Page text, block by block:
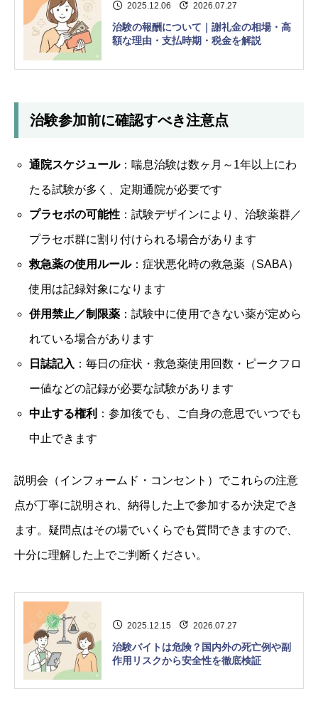
2025.12.06 2026.07.27
治験の報酬について｜謝礼金の相場・高
額な理由・支払時期・税金を解説
治験参加前に確認すべき注意点
通院スケジュール：喘息治験は数ヶ月～1年以上にわ
たる試験が多く、定期通院が必要です
プラセボの可能性：試験デザインにより、治験薬群／
プラセボ群に割り付けられる場合があります
救急薬の使用ルール：症状悪化時の救急薬（SABA）
使用は記録対象になります
併用禁止／制限薬：試験中に使用できない薬が定めら
れている場合があります
日誌記入 ：毎日の症状・救急薬使用回数・ピークフロ
ー値などの記録が必要な試験があります
中止する権利 ：参加後でも、ご自身の意思でいつでも
中止できます
説明会（インフォームド・コンセント）でこれらの注意
点が丁寧に説明され、納得した上で参加するか決定でき
ます。疑問点はその場でいくらでも質問できますので、
十分に理解した上でご判断ください。
2025.12.15 2026.07.27
治験バイトは危険？国内外の死亡例や副
作用リスクから安全性を徹底検証